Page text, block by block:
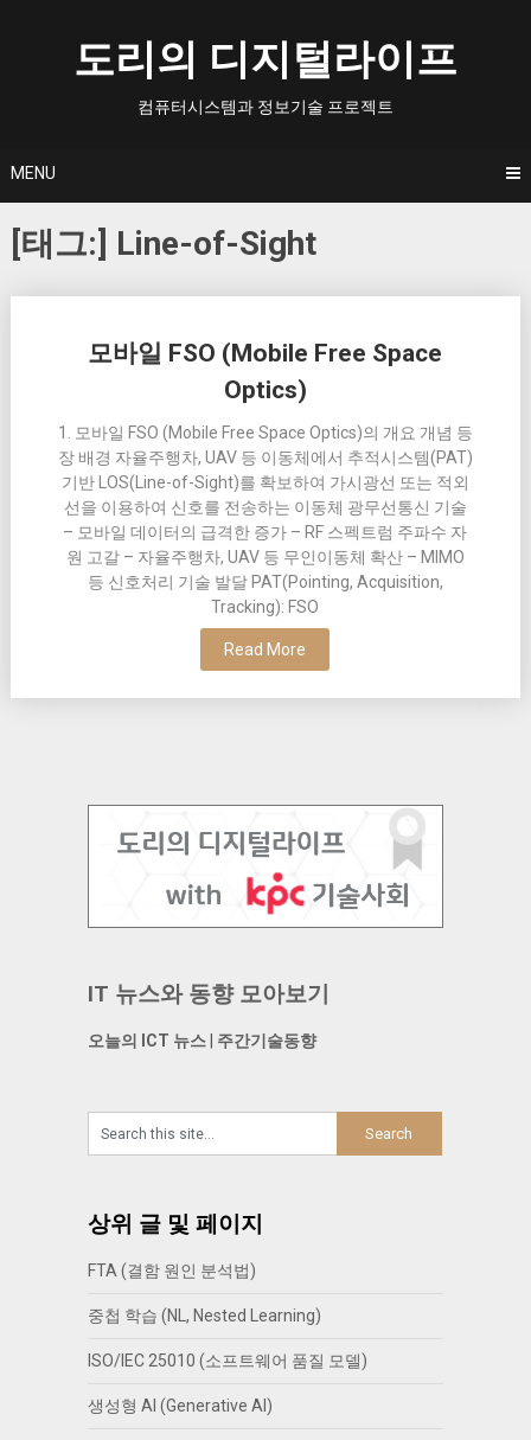
도리의 디지털라이프
컴퓨터시스템과 정보기술 프로젝트
MENU
[태그:] Line-of-Sight
모바일 FSO (Mobile Free Space
Optics)
1. 모바일 FSO (Mobile Free Space Optics)의 개요 개념 등
장 배경 자율주행차, UAV 등 이동체에서 추적시스템(PAT)
기반 LOS(Line-of-Sight)를 확보하여 가시광선 또는 적외
선을 이용하여 신호를 전송하는 이동체 광무선통신 기술
– 모바일 데이터의 급격한 증가 – RF 스펙트럼 주파수 자
원 고갈 – 자율주행차, UAV 등 무인이동체 확산 – MIMO
등 신호처리 기술 발달 PAT(Pointing, Acquisition,
Tracking): FSO
Read More
navigation
IT 뉴스와 동향 모아보기
오늘의 ICT 뉴스| 주간기술동향
상위 글 및 페이지
FTA (결함 원인 분석법)
중첩 학습 (NL, Nested Learning)
ISO/IEC 25010 (소프트웨어 품질 모델)
생성형 AI (Generative AI)